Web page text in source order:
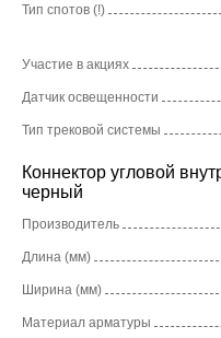
Тип спотов (!)
Участие в акциях
Датчик освещенности
Тип трековой системы
Коннектор угловой
черный
Производитель
Длина (мм)
Ширина (мм)
Материал арматуры